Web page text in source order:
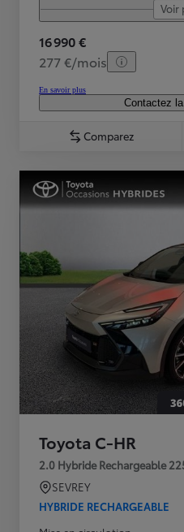
Voir
16 990 €
277 €/mois
En savoir plus
Contactez
Comparez
Toyota C-HR
2.0 Hybride Rechargeable
SEVREY
HYBRIDE RECHARGEABLE